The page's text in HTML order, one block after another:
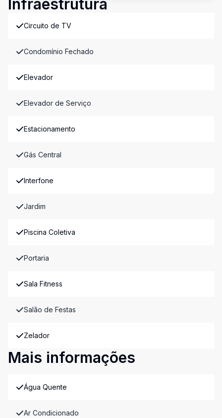
Infraestrutura
Circuito de TV
Condomínio Fechado
Elevador
Elevador de Serviço
Estacionamento
Gás Central
Interfone
Jardim
Piscina Coletiva
Portaria
Sala Fitness
Salão de Festas
Zelador
Mais informações
Água Quente
Ar Condicionado